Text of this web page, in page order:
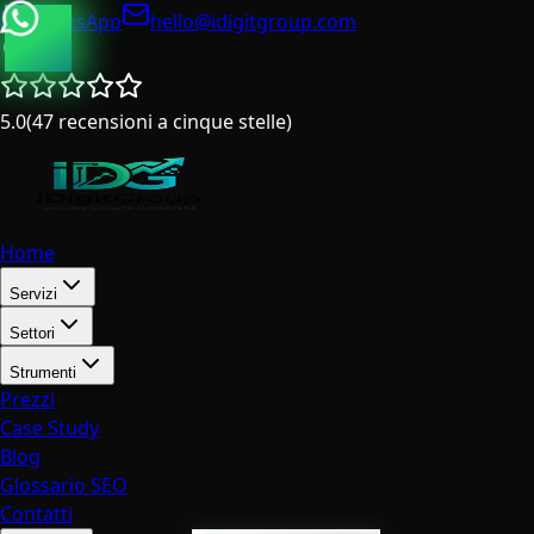
WhatsApp
hello@idigitgroup.com
5.0(47 recensioni a cinque stelle)
Home
Servizi
Settori
Strumenti
Prezzi
Case Study
Blog
Glossario SEO
Contatti